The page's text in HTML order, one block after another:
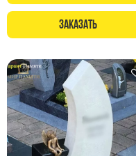
Кресты
Заказать